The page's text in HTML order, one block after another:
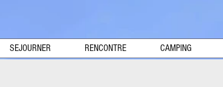
SEJOURNER RENCONTRE CAMPING